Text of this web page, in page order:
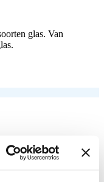
glas. Van
glas. Van